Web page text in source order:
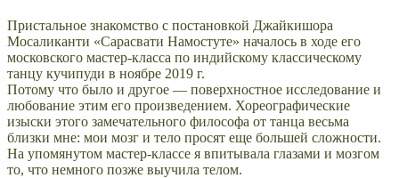
Пристальное знакомство с постановкой Джайкишора
Мосаликанти «Сарасвати Намостуте» началось в ходе его
московского мастер-класса по индийскому классическому
танцу кучипуди в ноябре 2019 г.
Потому что было и другое — поверхностное исследование и
любование этим его произведением. Хореографические
изыски этого замечательного философа от танца весьма
близки мне: мои мозг и тело просят еще большей сложности.
На упомянутом мастер-классе я впитывала глазами и мозгом
то, что немного позже выучила телом.